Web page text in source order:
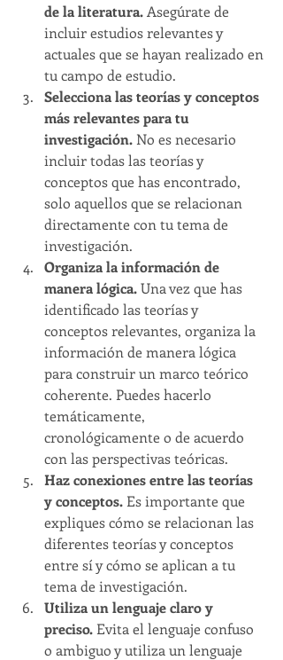
de la literatura. Asegúrate de
incluir estudios relevantes y
actuales que se hayan realizado en
tu campo de estudio.
Selecciona las teorías y conceptos
más relevantes para tu
investigación. No es necesario
incluir todas las teorías y
conceptos que has encontrado,
solo aquellos que se relacionan
directamente con tu tema de
investigación.
Organiza la información de
manera lógica. Una vez que has
identificado las teorías y
conceptos relevantes, organiza la
información de manera lógica
para construir un marco teórico
coherente. Puedes hacerlo
temáticamente,
cronológicamente o de acuerdo
con las perspectivas teóricas.
Haz conexiones entre las teorías
y conceptos. Es importante que
expliques cómo se relacionan las
diferentes teorías y conceptos
entre sí y cómo se aplican a tu
tema de investigación.
Utiliza un lenguaje claro y
preciso. Evita el lenguaje confuso
o ambiguo y utiliza un lenguaje